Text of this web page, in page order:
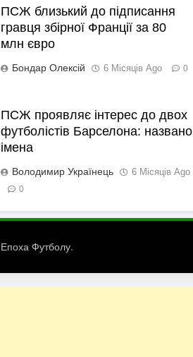
ПСЖ близький до підписання
гравця збірної Франції за 80
млн євро
Бондар Олексій 6 Місяців Ago 0
ПСЖ проявляє інтерес до двох
футболістів Барселона: названо
імена
Володимир Українець 6 Місяців Ago
0
Епоха Футболу.